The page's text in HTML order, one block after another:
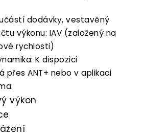
dodávky, vestavěný
výkonu: IAV (založený na
rychlosti)
K dispozici
přes ANT+ nebo v aplikaci
výkon